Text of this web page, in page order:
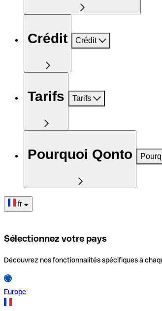
Crédit Crédit
Tarifs Tarifs
Pourquoi Qonto
fr
Sélectionnez votre pays
Découvrez nos fonctionnalités spécifiques à
Europe